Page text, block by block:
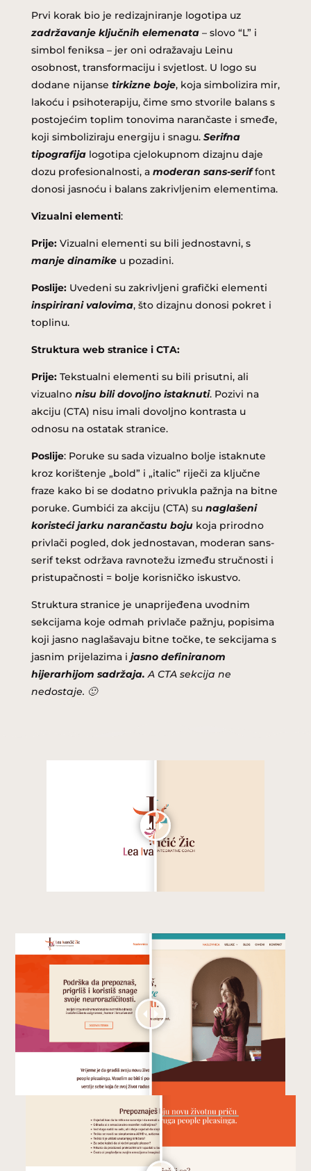
Prvi korak bio je redizajniranje logotipa uz
zadržavanjeključnih elemenata– slovo “L” i
simbol feniksa – jer oni odražavaju Leinu
osobnost, transformaciju i svjetlost. U logo su
dodane nijanse tirkizne boje, koja simbolizira mir,
lakoću i psihoterapiju, čime smo stvorile balans s
postojećim toplim tonovima narančaste i smeđe,
koji simboliziraju energiju i snagu. Serifna
tipografijalogotipa cjelokupnom dizajnu daje
dozu profesionalnosti, a moderan sans-seriffont
donosi jasnoću i balans zakrivljenim elementima.
Vizualni elementi:
Prije:Vizualni elementi su bili jednostavni, s
manje dinamikeu pozadini.
Poslije: Uvedeni su zakrivljeni grafički elementi
inspirirani valovima, što dizajnu donosi pokret i
toplinu.
Struktura web stranice i CTA:
Prije:Tekstualni elementi su bili prisutni, ali
vizualno nisu bili dovoljno istaknuti. Pozivi na
akciju (CTA) nisu imali dovoljno kontrasta u
odnosu na ostatak stranice.
Poslije: Poruke su sada vizualno bolje istaknute
kroz korištenje „bold” i „italic” riječi za ključne
fraze kako bi se dodatno privukla pažnja na bitne
poruke. Gumbići za akciju (CTA) su naglašeni
koristeći jarku narančastu bojukoja prirodno
privlači pogled, dok jednostavan, moderan sans-
serif tekst održava ravnotežu između stručnosti i
pristupačnosti = bolje korisničko iskustvo.
Struktura stranice je unaprijeđena uvodnim
sekcijama koje odmah privlače pažnju, popisima
koji jasno naglašavaju bitne točke, te sekcijama s
jasnim prijelazima i jasno definiranom
hijerarhijom sadržaja. A CTA sekcija ne
nedostaje. 🙂